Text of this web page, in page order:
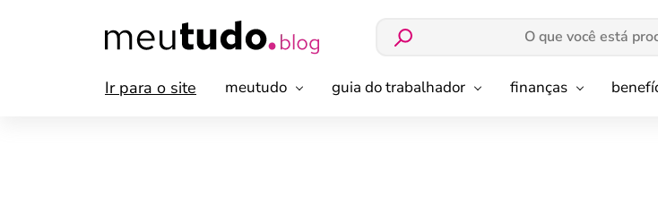
Ir para o site meutudo guia do trabalhador finanças